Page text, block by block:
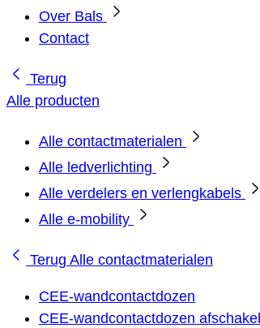
Over Bals
Contact
Terug
Alle producten
Alle contactmaterialen
Alle ledverlichting
Alle verdelers en verlengkabels
Alle e-mobility
Terug Alle contactmaterialen
CEE-wandcontactdozen
CEE-wandcontactdozen